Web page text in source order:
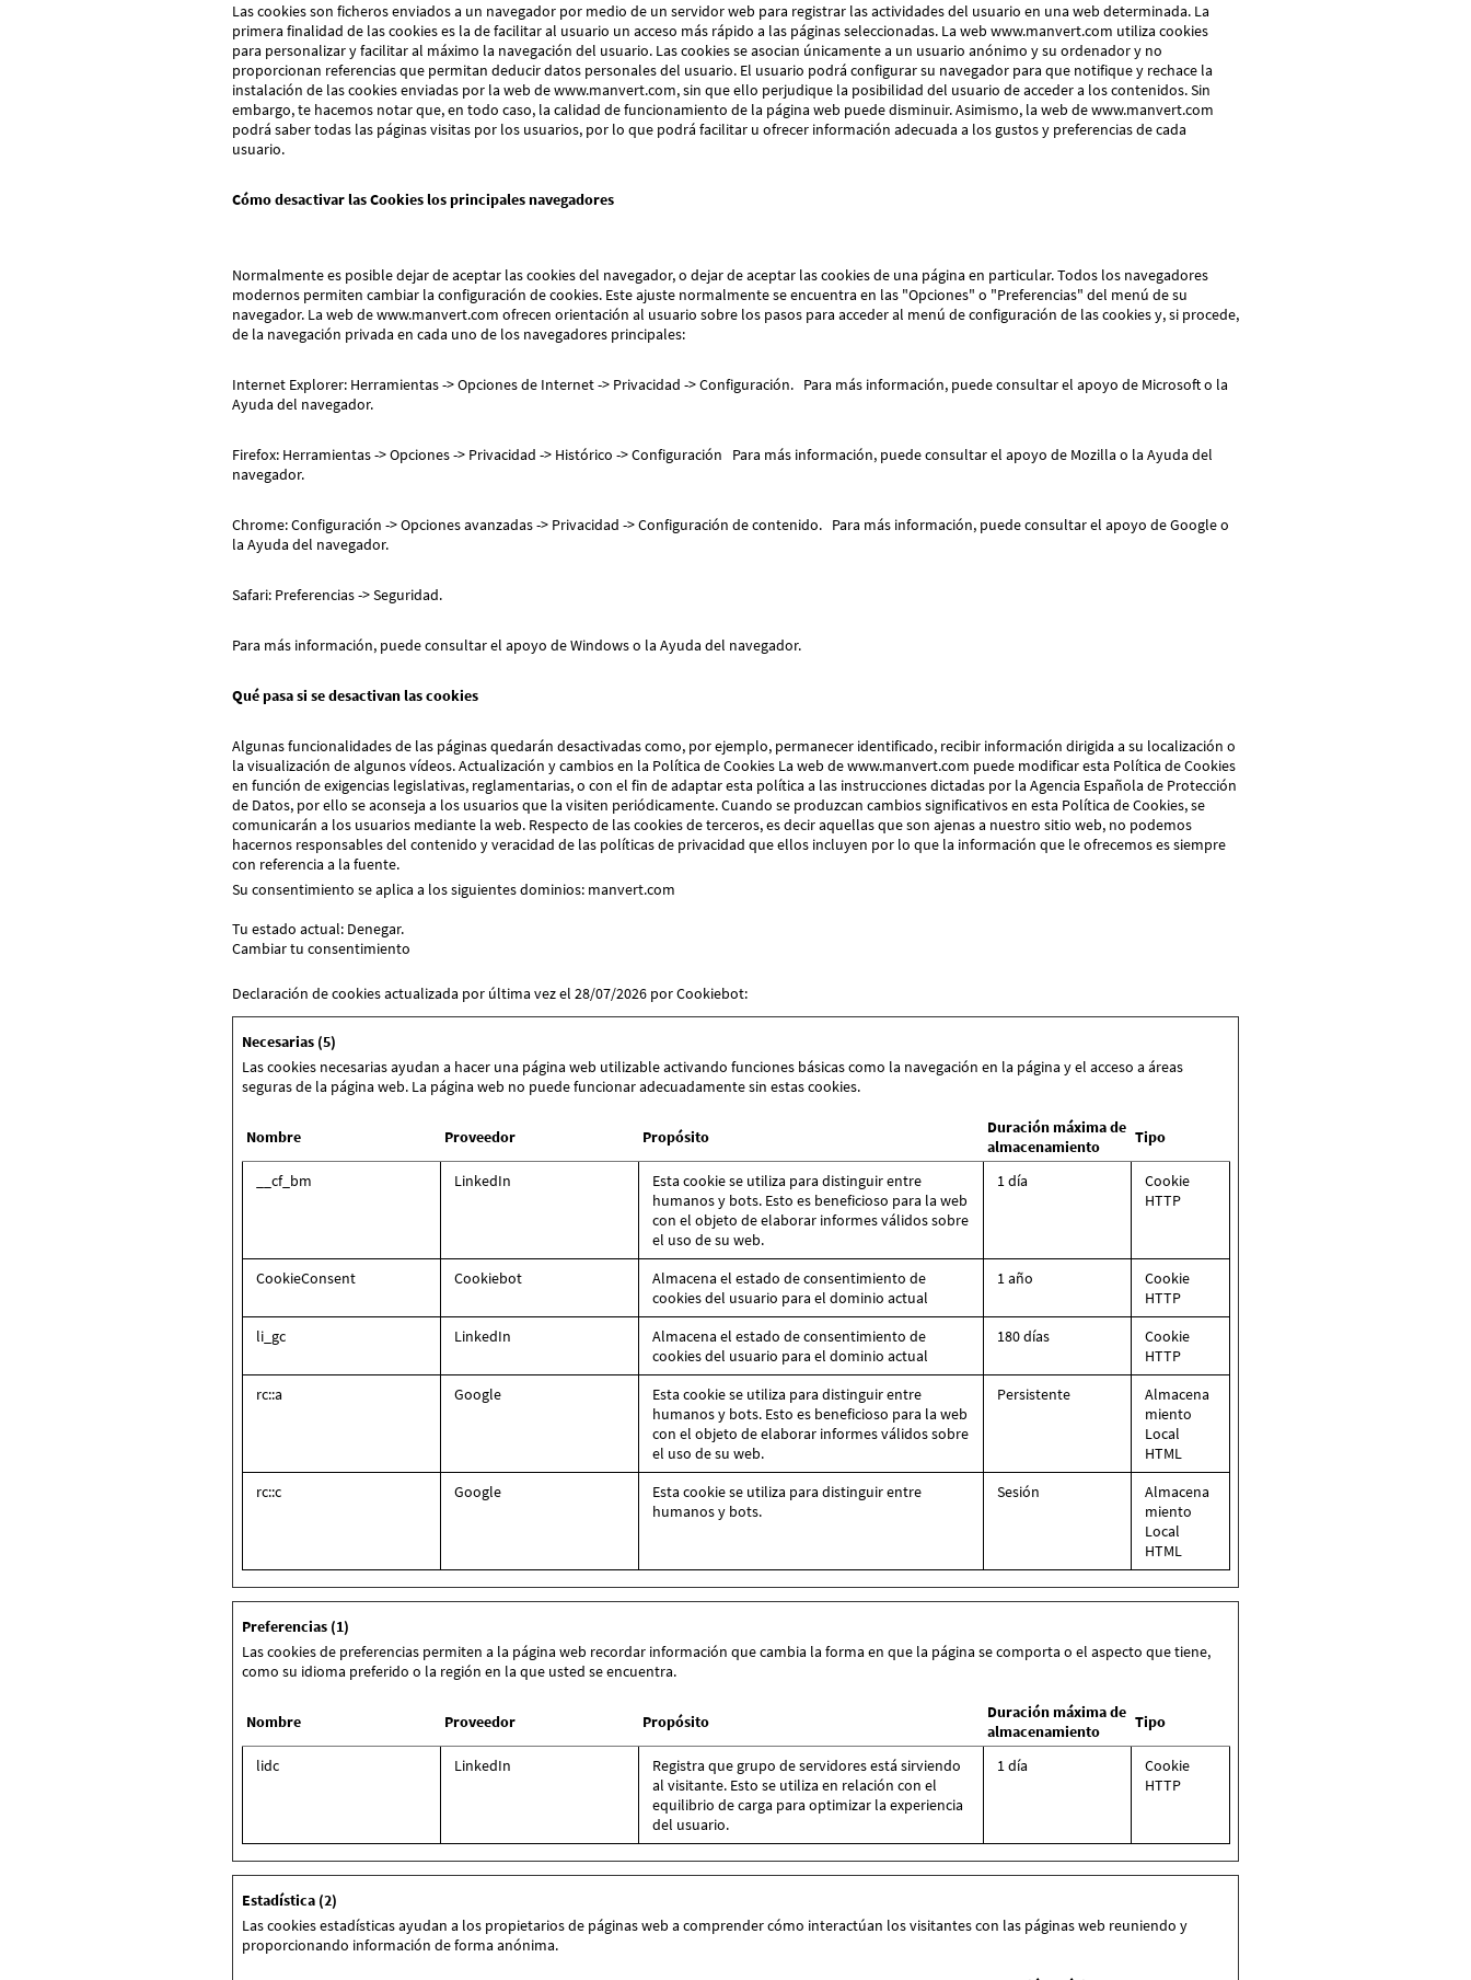
Las cookies son ficheros enviados a un navegador por medio de un servidor web para registrar las actividades del usuario en una web determinada. La
primera finalidad de las cookies es la de facilitar al usuario un acceso más rápido a las páginas seleccionadas. La web www.manvert.com utiliza cookies
para personalizar y facilitar al máximo la navegación del usuario. Las cookies se asocian únicamente a un usuario anónimo y su ordenador y no
proporcionan referencias que permitan deducir datos personales del usuario. El usuario podrá configurar su navegador para que notifique y rechace la
instalación de las cookies enviadas por la web de www.manvert.com, sin que ello perjudique la posibilidad del usuario de acceder a los contenidos. Sin
embargo, te hacemos notar que, en todo caso, la calidad de funcionamiento de la página web puede disminuir. Asimismo, la web de www.manvert.com
podrá saber todas las páginas visitas por los usuarios, por lo que podrá facilitar u ofrecer información adecuada a los gustos y preferencias de cada
usuario.
Cómo desactivar las Cookies los principales navegadores
Normalmente es posible dejar de aceptar las cookies del navegador, o dejar de aceptar las cookies de una página en particular. Todos los navegadores
modernos permiten cambiar la configuración de cookies. Este ajuste normalmente se encuentra en las "Opciones" o "Preferencias" del menú de su
navegador. La web de www.manvert.com ofrecen orientación al usuario sobre los pasos para acceder al menú de configuración de las cookies y, si procede,
de la navegación privada en cada uno de los navegadores principales:
Internet Explorer: Herramientas -> Opciones de Internet -> Privacidad -> Configuración. Para más información, puede consultar el apoyo de Microsoft o la
Ayuda del navegador.
Firefox: Herramientas -> Opciones -> Privacidad -> Histórico -> Configuración Para más información, puede consultar el apoyo de Mozilla o la Ayuda del
navegador.
Chrome: Configuración -> Opciones avanzadas -> Privacidad -> Configuración de contenido. Para más información, puede consultar el apoyo de Google o
la Ayuda del navegador.
Safari: Preferencias -> Seguridad.
Para más información, puede consultar el apoyo de Windows o la Ayuda del navegador.
Qué pasa si se desactivan las cookies
Algunas funcionalidades de las páginas quedarán desactivadas como, por ejemplo, permanecer identificado, recibir información dirigida a su localización o
la visualización de algunos vídeos. Actualización y cambios en la Política de Cookies La web de www.manvert.com puede modificar esta Política de Cookies
en función de exigencias legislativas, reglamentarias, o con el fin de adaptar esta política a las instrucciones dictadas por la Agencia Española de Protección
de Datos, por ello se aconseja a los usuarios que la visiten periódicamente. Cuando se produzcan cambios significativos en esta Política de Cookies, se
comunicarán a los usuarios mediante la web. Respecto de las cookies de terceros, es decir aquellas que son ajenas a nuestro sitio web, no podemos
hacernos responsables del contenido y veracidad de las políticas de privacidad que ellos incluyen por lo que la información que le ofrecemos es siempre
con referencia a la fuente.
Su consentimiento se aplica a los siguientes dominios: manvert.com
Tu estado actual: Denegar.
Cambiar tu consentimiento
Declaración de cookies actualizada por última vez el 28/07/2026 porCookiebot:
Necesarias (5)
Las cookies necesarias ayudan a hacer una página web utilizable activando funciones básicas como la navegación en la página y el acceso a áreas
seguras de la página web. La página web no puede funcionar adecuadamente sin estas cookies.
Nombre Proveedor Propósito
Duración máxima de
almacenamiento
Tipo
__cf_bm LinkedIn
Esta cookie se utiliza para distinguir entre
humanos y bots. Esto es beneficioso para la web
con el objeto de elaborar informes válidos sobre
el uso de su web.
1 día
Cookie
HTTP
CookieConsent Cookiebot
Almacena el estado de consentimiento de
cookies del usuario para el dominio actual
1 año
Cookie
HTTP
li_gc
LinkedIn
Almacena el estado de consentimiento de
cookies del usuario para el dominio actual
180 días
Cookie
HTTP
rc::a
Google
Esta cookie se utiliza para distinguir entre
humanos y bots. Esto es beneficioso para la web
con el objeto de elaborar informes válidos sobre
el uso de su web.
Persistente
Almacena
miento
Local
HTML
rc::c
Google
Esta cookie se utiliza para distinguir entre
humanos y bots.
Sesión
Almacena
miento
Local
HTML
Preferencias (1)
Las cookies de preferencias permiten a la página web recordar información que cambia la forma en que la página se comporta o el aspecto que tiene,
como su idioma preferido o la región en la que usted se encuentra.
Nombre Proveedor Propósito
Duración máxima de
almacenamiento
Tipo
lidc LinkedIn
Registra que grupo de servidores está sirviendo
al visitante. Esto se utiliza en relación con el
equilibrio de carga para optimizar la experiencia
del usuario.
1 día
Cookie
HTTP
Estadística (2)
Las cookies estadísticas ayudan a los propietarios de páginas web a comprender cómo interactúan los visitantes con las páginas web reuniendo y
proporcionando información de forma anónima.